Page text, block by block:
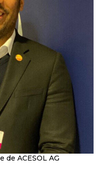
de ACESOL AG